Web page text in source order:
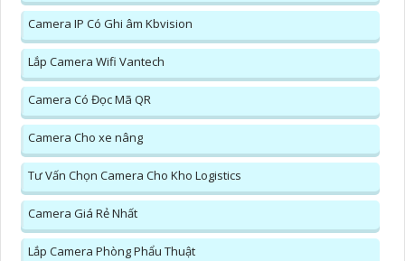
Camera IP Có Ghi âm Kbvision
Lắp Camera Wifi Vantech
Camera Có Đọc Mã QR
Camera Cho xe nâng
Tư Vấn Chọn Camera Cho Kho Logistics
Camera Giá Rẻ Nhất
Lắp Camera Phòng Phẩu Thuật